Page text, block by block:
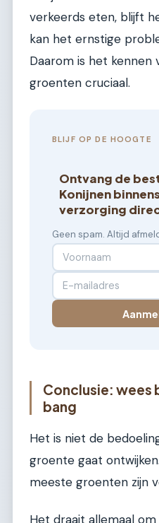
verkeerds eten, blijft
kan het ernstige
Daarom is het kennen
groenten cruciaal.
BLIJF OP DE HOOGTE
Ontvang de
Konijnen
verzorging
Geen spam. Altijd
Conclusie: wees
bang
Het is niet de
groente gaat
meeste groenten zijn
Het draait allemaal om